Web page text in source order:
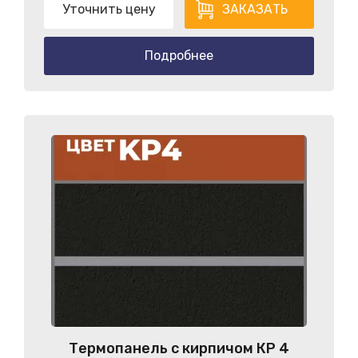
Уточнить цену ЗАКАЗАТЬ
Подробнее
Термопанель с кирпичом КP 4